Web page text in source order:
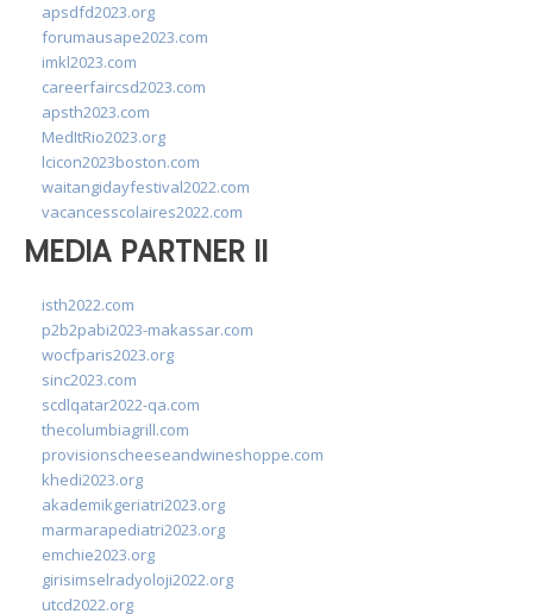
apsdfd2023.org
forumausape2023.com
imkl2023.com
careerfaircsd2023.com
apsth2023.com
MedItRio2023.org
lcicon2023boston.com
waitangidayfestival2022.com
vacancesscolaires2022.com
MEDIA PARTNER II
isth2022.com
p2b2pabi2023-makassar.com
wocfparis2023.org
sinc2023.com
scdlqatar2022-qa.com
thecolumbiagrill.com
provisionscheeseandwineshoppe.com
khedi2023.org
akademikgeriatri2023.org
marmarapediatri2023.org
emchie2023.org
girisimselradyoloji2022.org
utcd2022.org